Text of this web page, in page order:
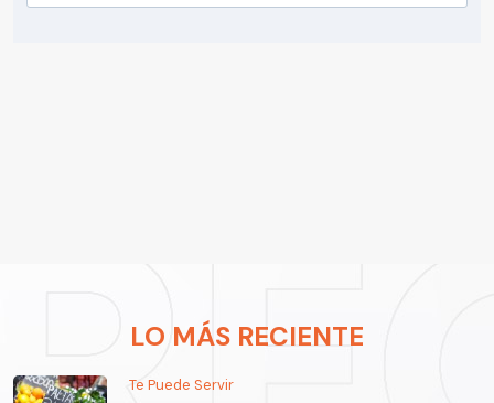
LO MÁS RECIENTE
Te Puede Servir